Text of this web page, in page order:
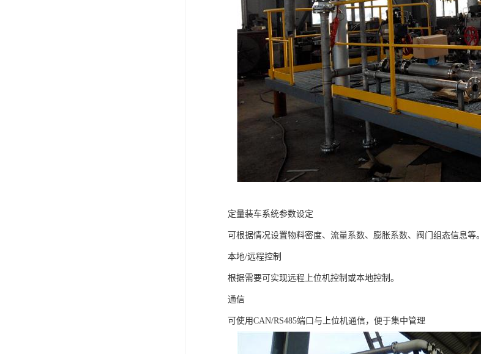
定量装车系统参数设定
可根据情况设置物料密度、流量系数、膨胀系数、阀门组态信息等。
本地/远程控制
根据需要可实现远程上位机控制或本地控制。
通信
可使用CAN/RS485端口与上位机通信，便于集中管理